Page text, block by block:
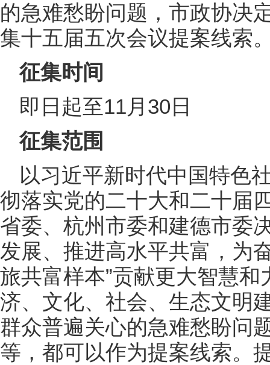
的急难愁盼问题，市政协决
集十五届五次会议提案线索
征集时间
即日起至11月30日
征集范围
以习近平新时代中国特色
彻落实党的二十大和二十届
省委、杭州市委和建德市委
发展、推进高水平共富，为
旅共富样本”贡献更大智慧
济、文化、社会、生态文明
群众普遍关心的急难愁盼问
等，都可以作为提案线索。